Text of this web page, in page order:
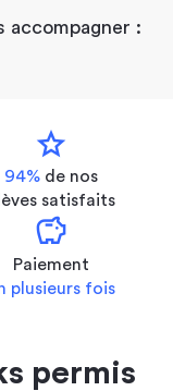
accompagner :
star
94% de nos
satisfaits
savings
Paiement
plusieurs fois
permis